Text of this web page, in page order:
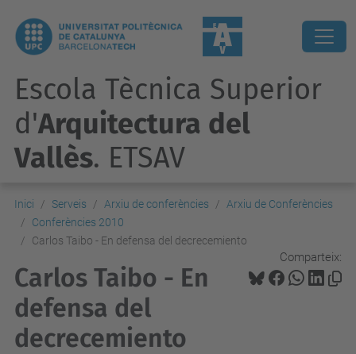
Escola Tècnica Superior
d'Arquitectura del
Vallès. ETSAV
Inici Serveis Arxiu de conferències
Arxiu de Conferències
Conferències 2010
Carlos Taibo - En defensa del decrecemiento
Comparteix:
Carlos Taibo - En
defensa del
decrecemiento